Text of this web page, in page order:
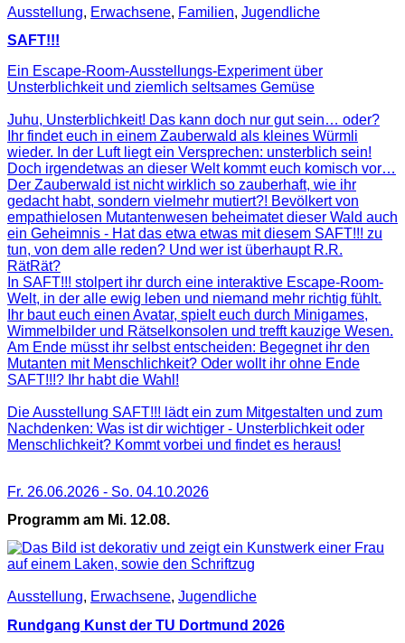
Ausstellung, Erwachsene, Familien, Jugendliche
SAFT!!!
Ein Escape-Room-Ausstellungs-Experiment über
Unsterblichkeit und ziemlich seltsames Gemüse
Juhu, Unsterblichkeit! Das kann doch nur gut sein… oder?
Ihr findet euch in einem Zauberwald als kleines Würmli
wieder. In der Luft liegt ein Versprechen: unsterblich sein!
Doch irgendetwas an dieser Welt kommt euch komisch vor…
Der Zauberwald ist nicht wirklich so zauberhaft, wie ihr
gedacht habt, sondern vielmehr mutiert?! Bevölkert von
empathielosen Mutantenwesen beheimatet dieser Wald auch
ein Geheimnis - Hat das etwa etwas mit diesem SAFT!!! zu
tun, von dem alle reden? Und wer ist überhaupt R.R.
RätRät?
In SAFT!!! stolpert ihr durch eine interaktive Escape-Room-
Welt, in der alle ewig leben und niemand mehr richtig fühlt.
Ihr baut euch einen Avatar, spielt euch durch Minigames,
Wimmelbilder und Rätselkonsolen und trefft kauzige Wesen.
Am Ende müsst ihr selbst entscheiden: Begegnet ihr den
Mutanten mit Menschlichkeit? Oder wollt ihr ohne Ende
SAFT!!!? Ihr habt die Wahl!
Die Ausstellung SAFT!!! lädt ein zum Mitgestalten und zum
Nachdenken: Was ist dir wichtiger - Unsterblichkeit oder
Menschlichkeit? Kommt vorbei und findet es heraus!
Fr. 26.06.2026 - So. 04.10.2026
Programm am Mi. 12.08.
Ausstellung, Erwachsene, Jugendliche
Rundgang Kunst der TU Dortmund 2026